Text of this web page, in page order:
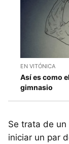
EN VITÓNICA
Así es como
gimnasio
Se trata de
iniciar un par